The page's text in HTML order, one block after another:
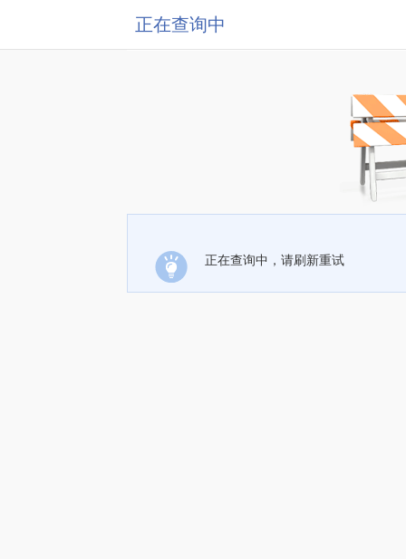
正在查询中
正在查询中，请刷新重试